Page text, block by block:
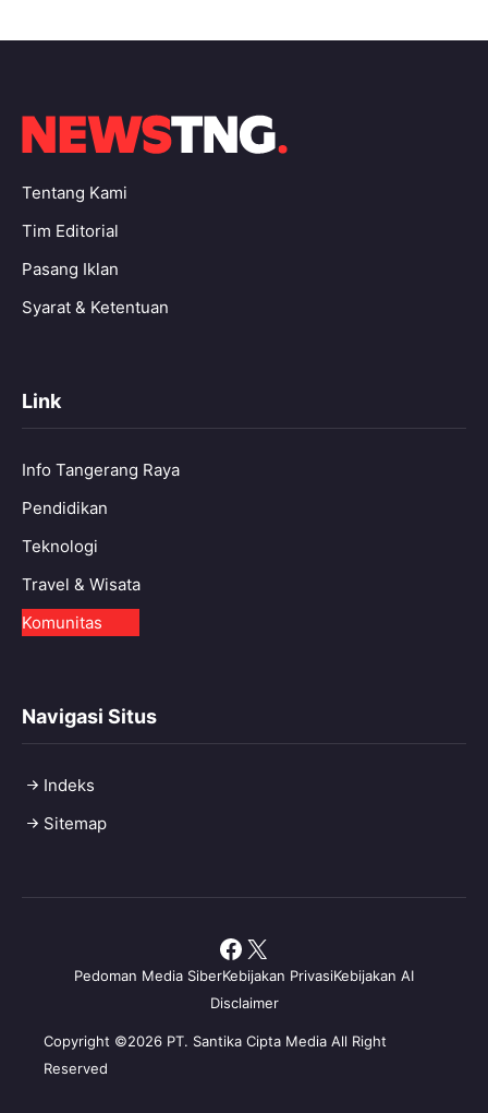
Tentang Kami
Tim Editorial
Pasang Iklan
Syarat & Ketentuan
Link
Info Tangerang Raya
Pendidikan
Teknologi
Travel & Wisata
Komunitas
Navigasi Situs
Indeks
Sitemap
Copyright ©2026 PT. Santika Cipta Media All Right
Reserved
Pedoman Media SiberKebijakan PrivasiKebijakan AI
Disclaimer
Facebook
X